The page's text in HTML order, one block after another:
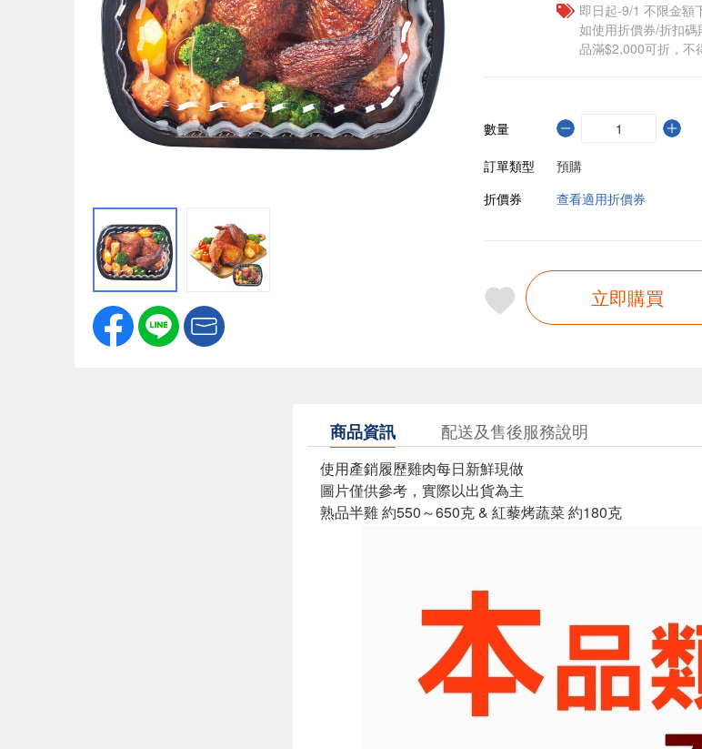
即日起-9/1 不限金額
如使用折價券/折扣
品滿$2,000可折，不
數量
訂單類型
預購
折價券
查看適用折價券
立即購買
商品資訊 配送及售後服務說明
使用產銷履歷雞肉每日新鮮現做
圖片僅供參考，實際以出貨為主
熟品半雞 約550～650克 & 紅藜烤蔬菜 約180克